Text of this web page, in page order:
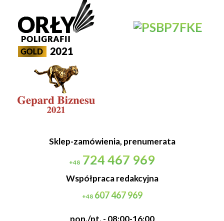
Sklep-zamówienia, prenumerata
+48 724 467 969
Współpraca redakcyjna
+48607 467 969
pon./pt. - 08:00-16:00